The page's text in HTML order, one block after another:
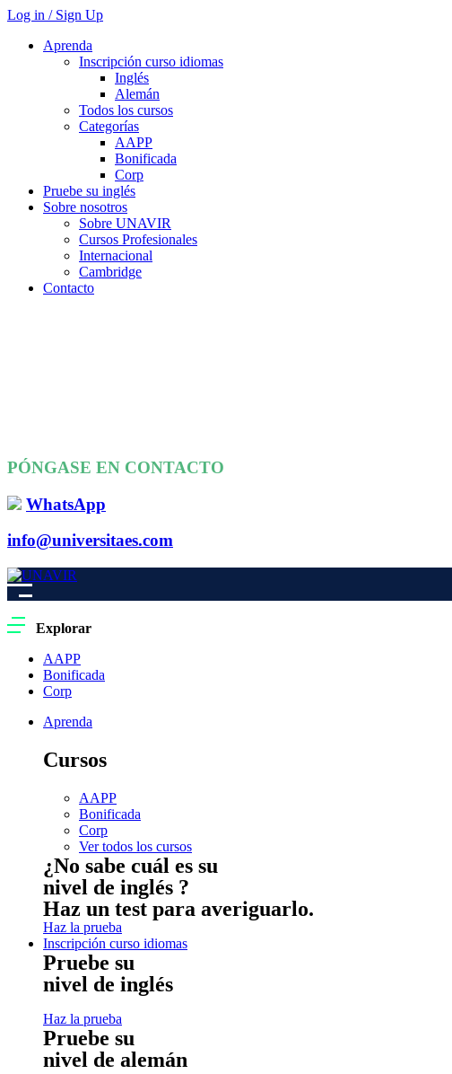
Log in / Sign Up
Aprenda
Inscripción curso idiomas
Inglés
Alemán
Todos los cursos
Categorías
AAPP
Bonificada
Corp
Pruebe su inglés
Sobre nosotros
Sobre UNAVIR
Cursos Profesionales
Internacional
Cambridge
Contacto
PÓNGASE EN CONTACTO
WhatsApp
info@universitaes.com
Explorar
AAPP
Bonificada
Corp
Aprenda
Cursos
AAPP
Bonificada
Corp
Ver todos los cursos
¿No sabe cuál es su
nivel de inglés ?
Haz un test para averiguarlo.
Haz la prueba
Inscripción curso idiomas
Pruebe su
nivel de inglés
Haz la prueba
Pruebe su
nivel de alemán